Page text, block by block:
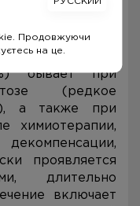
поглощать
клеток.
бывает при
(редкое
а также при
химиотерапии,
проявляется
длительно
включает
Продовжуючи
на це.